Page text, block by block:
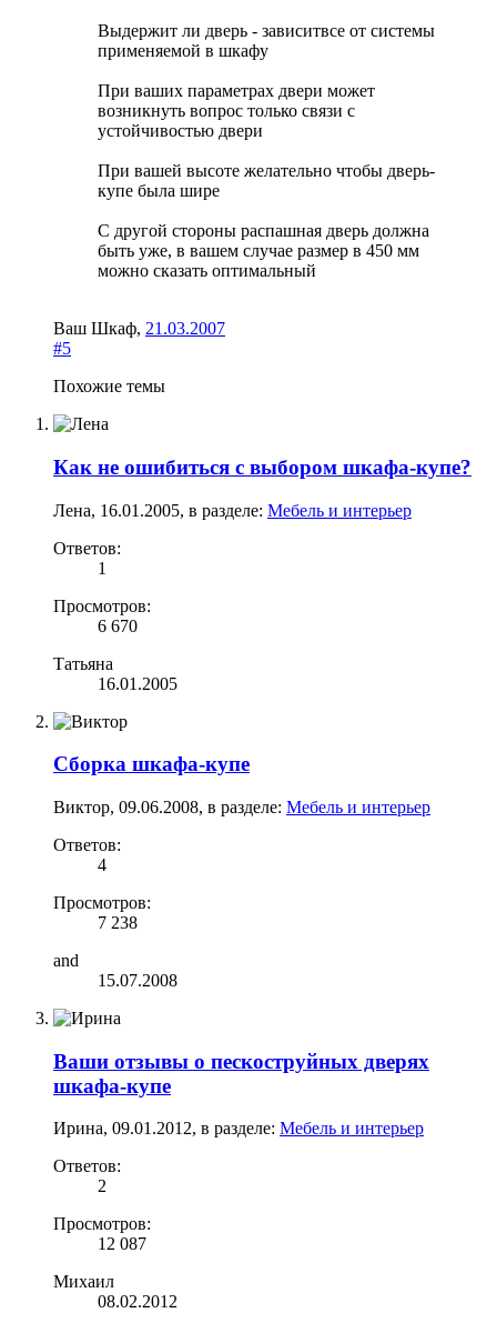
Выдержит ли дверь - зависитвсе от системы
применяемой в шкафу
При ваших параметрах двери может
возникнуть вопрос только связи с
устойчивостью двери
При вашей высоте желательно чтобы дверь-
купе была шире
С другой стороны распашная дверь должна
быть уже, в вашем случае размер в 450 мм
можно сказать оптимальный
Ваш Шкаф, 21.03.2007
#5
Похожие темы
Как не ошибиться с выбором шкафа-купе?
Лена, 16.01.2005, в разделе: Мебель и интерьер
Ответов:
1
Просмотров:
6 670
Татьяна
16.01.2005
Сборка шкафа-купе
Виктор, 09.06.2008, в разделе: Мебель и интерьер
Ответов:
4
Просмотров:
7 238
and
15.07.2008
Ваши отзывы о пескоструйных дверях
шкафа-купе
Ирина, 09.01.2012, в разделе: Мебель и интерьер
Ответов:
2
Просмотров:
12 087
Михаил
08.02.2012